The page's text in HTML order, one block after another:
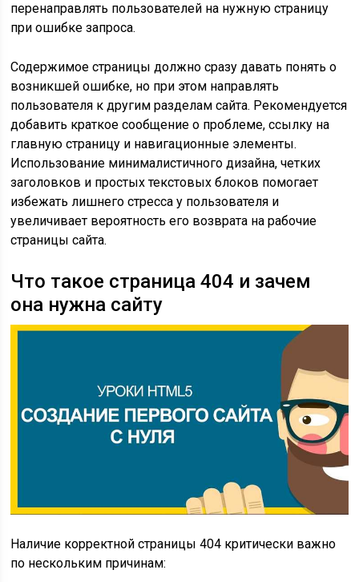
перенаправлять пользователей на нужную страницу
при ошибке запроса.
Содержимое страницы должно сразу давать понять о
возникшей ошибке, но при этом направлять
пользователя к другим разделам сайта. Рекомендуется
добавить краткое сообщение о проблеме, ссылку на
главную страницу и навигационные элементы.
Использование минималистичного дизайна, четких
заголовков и простых текстовых блоков помогает
избежать лишнего стресса у пользователя и
увеличивает вероятность его возврата на рабочие
страницы сайта.
Что такое страница 404 и зачем
она нужна сайту
Наличие корректной страницы 404 критически важно
по нескольким причинам: